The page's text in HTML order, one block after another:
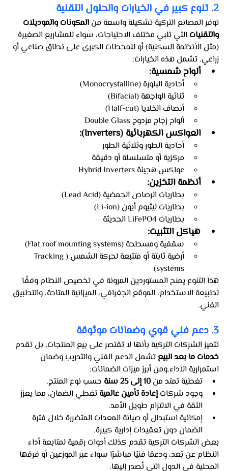
2. تنوع كبير في الخيارات والحلول التقنية
توفر المصانع التركية تشكيلة واسعة من المكونات والموديلات
والتقنيات التي تلبي مختلف الاحتياجات، سواء للمشاريع الصغيرة
(مثل الأنظمة السكنية) أو للمحطات الكبرى على نطاق صناعي أو
زراعي. تشمل هذه الخيارات:
ألواح شمسية:
أحادية البلورة (Monocrystalline)
ثنائية الواجهة (Bifacial)
أنصاف الخلايا (Half-cut)
ألواح زجاج مزدوج Double Glass
العواكس الكهربائية (Inverters):
أحادية الطور وثلاثية الطور
مركزية أو متسلسلة أو دقيقة
عواكس هجينة Hybrid Inverters
أنظمة التخزين:
بطاريات الرصاص الحمضية (Lead Acid)
بطاريات ليثيوم أيون (Li-ion)
بطاريات LiFePO4 الحديثة
هياكل التثبيت:
سقفية ومسطحة (Flat roof mounting systems)
أرضية ثابتة أو متتبعة لحركة الشمس (Tracking
systems)
هذا التنوع يمنح المستوردين المرونة في تخصيص النظام وفقًا
لطبيعة الاستخدام، الموقع الجغرافي، الميزانية المتاحة، والتطبيق
الفني.
3. دعم فني قوي وضمانات موثوقة
تتميز الشركات التركية بأنها لا تقتصر على بيع المنتجات، بل تقدم
خدمات ما بعد البيع تشمل الدعم الفني والتدريب وضمان
استمرارية الأداء.ومن أبرز ميزات الضمانات:
تغطية تمتد من 10 إلى 25 سنة
حسب نوع المنتج.
وجود شركات إعادة تأمين عالمية تغطي الضمان، مما يعزز
الثقة في الالتزام طويل الأمد.
إمكانية استبدال أو صيانة المعدات المتضررة خلال فترة
الضمان دون تعقيدات إدارية كبيرة.
بعض الشركات التركية تقدم كذلك أدوات رقمية لمتابعة أداء
النظام عن بُعد، ودعمًا فنيًا مباشرًا سواء عبر الموزعين أو فرقها
المحلية في الدول التي تُصدر إليها.